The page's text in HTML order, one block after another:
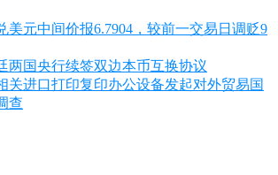
美元中间价报6.7904，较前一交易日调贬9
两国央行续签双边本币互换协议
关进口打印复印办公设备发起对外贸易国
查